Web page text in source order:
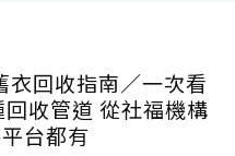
衣回收指南／一次看
收管道 從社福機構
台都有